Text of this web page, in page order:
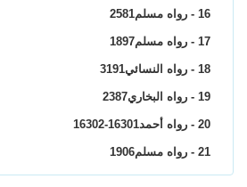
16 - رواه مسلم2581
17 - رواه مسلم1897
18 - رواه النسائي3191
19 - رواه البخاري2387
20 - رواه أحمد16301-16302
21 - رواه مسلم1906